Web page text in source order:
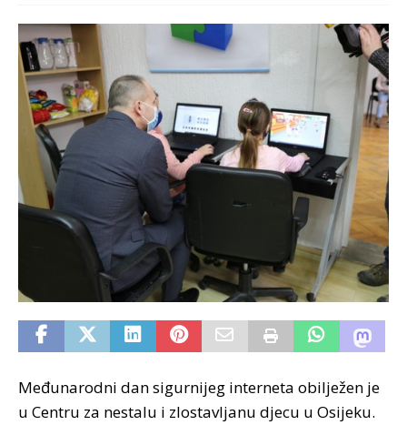
Međunarodni dan sigurnijeg interneta obilježen je
u Centru za nestalu i zlostavljanu djecu u Osijeku.